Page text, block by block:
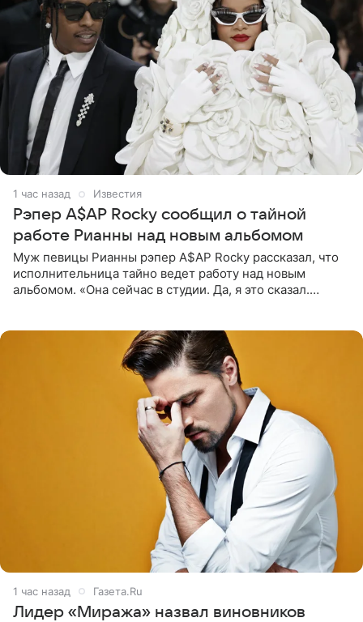
1 час назад Известия
Рэпер A$AP Rocky сообщил о тайной
работе Рианны над новым альбомом
Муж певицы Рианны рэпер A$AP Rocky рассказал, что
исполнительница тайно ведет работу над новым
альбомом. «Она сейчас в студии. Да, я это сказал.
1 час назад Газета.Ru
Лидер «Миража» назвал виновников